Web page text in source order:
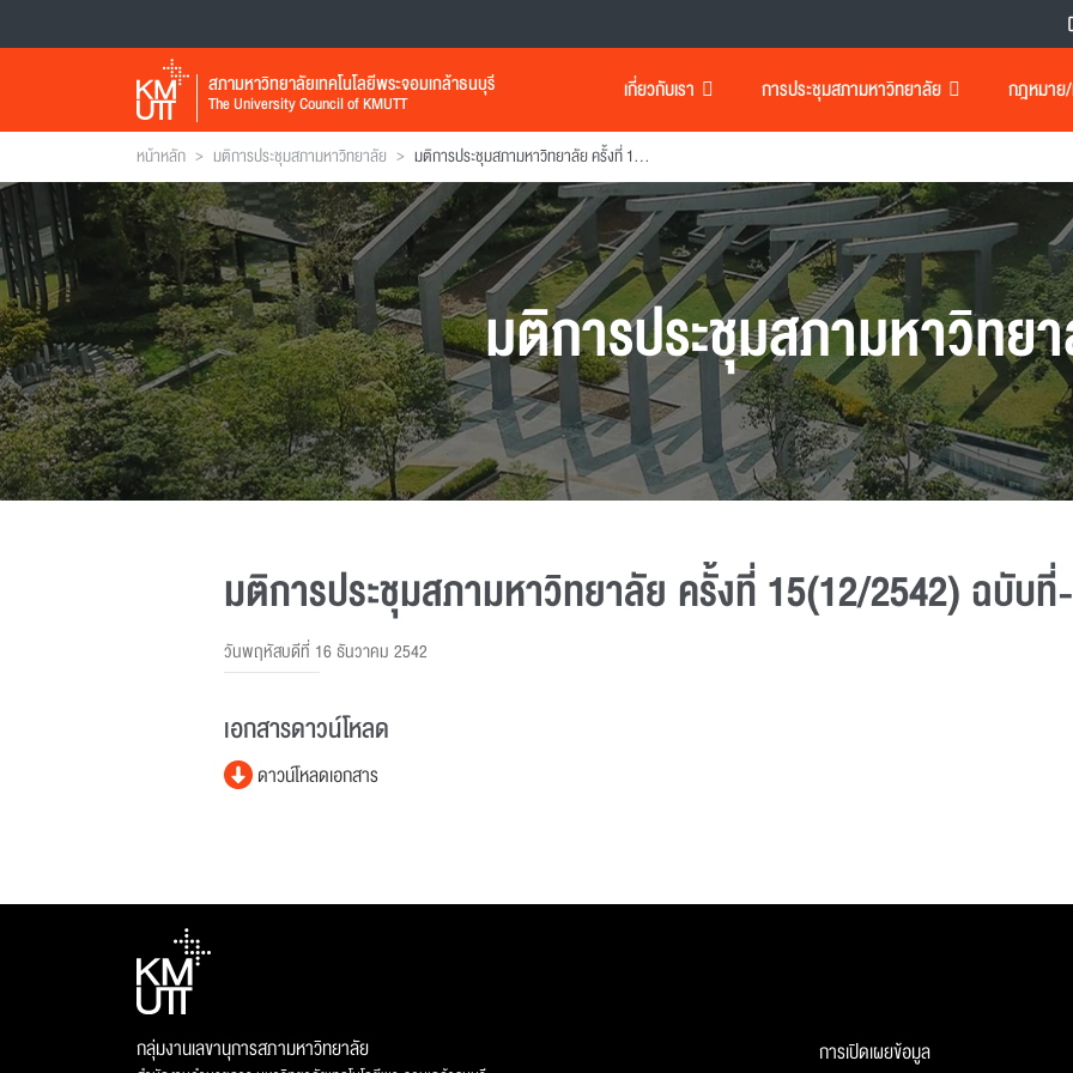
สภามหาวิทยาลัยเทคโนโลยีพระจอมเกล้าธนบุรี
The University Council of KMUTT เกี่ยวกับเรา การประชุมสภามหาวิทยาลัย กฎหมาย/
หน้าหลัก > มติการประชุมสภามหาวิทยาลัย > มติการประชุมสภามหาวิทยาลัย ครั้งที่ 15(12/2542) ฉบับที่-1
มติการประชุมสภามหาวิทย
มติการประชุมสภามหาวิทยาลัย ครั้งที่ 15(12/2542) ฉบับที่
วันพฤหัสบดีที่ 16 ธันวาคม 2542
เอกสารดาวน์โหลด
ดาวน์โหลดเอกสาร
กลุ่มงานเลขานุการสภามหาวิทยาลัย การเปิดเผยข้อมูล